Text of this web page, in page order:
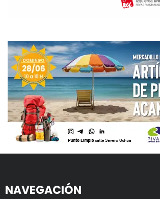
NAVEGACIÓN